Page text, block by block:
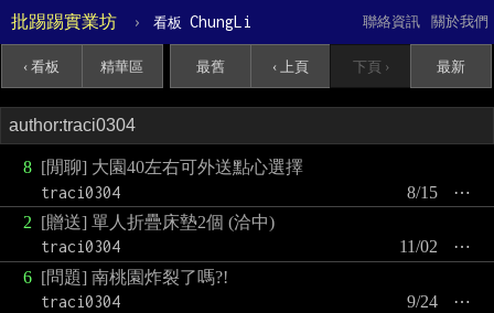
批踢踢實業坊 › 看板 ChungLi 關於我們
聯絡資訊
‹ 看板 精華區 最舊 ‹ 上頁 下頁 › 最新
8 [閒聊] 大園40左右可外送點心選擇
traci0304
⋯
8/15
2 [贈送] 單人折疊床墊2個 (洽中)
traci0304
⋯
11/02
6 [問題] 南桃園炸裂了嗎?!
traci0304
⋯
9/24